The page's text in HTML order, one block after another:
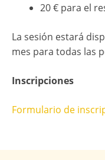
20 € para el
La sesión estará
mes para todas las
Inscripciones
Formulario de